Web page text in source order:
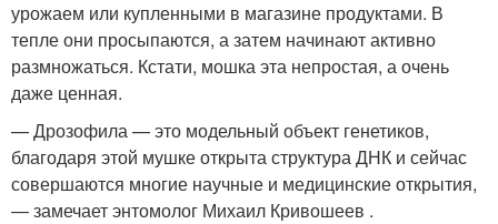
урожаем или купленными в магазине продуктами. В
тепле они просыпаются, а затем начинают активно
размножаться. Кстати, мошка эта непростая, а очень
даже ценная.
— Дрозофила — это модельный объект генетиков,
благодаря этой мушке открыта структура ДНК и сейчас
совершаются многие научные и медицинские открытия,
— замечает энтомолог Михаил Кривошеев .